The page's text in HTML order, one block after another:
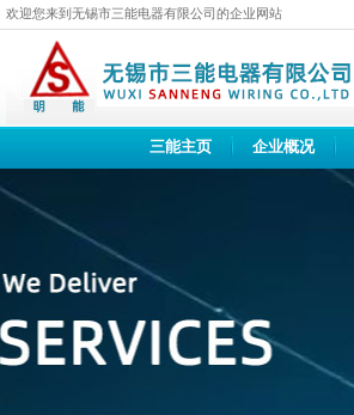
欢迎您来到无锡市三能电器有限公司的企业网站
三能主页 企业概况